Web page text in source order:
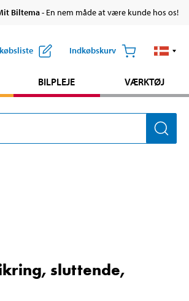
Biltema- En nem måde at være kunde hos os!
Indkøbskurv
BILPLEJE VÆRKTØJ
sluttende,